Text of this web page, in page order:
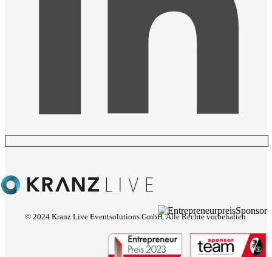
© 2024 Kranz Live Eventsolutions GmbH. Alle Rechte vorbehalten.